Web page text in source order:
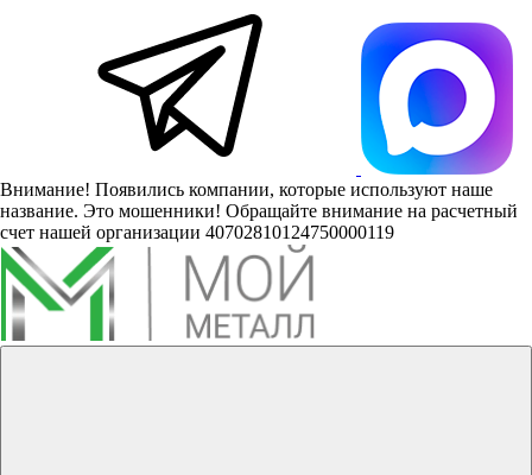
Внимание! Появились компании, которые используют наше
название. Это мошенники! Обращайте внимание на расчетный
счет нашей организации 40702810124750000119